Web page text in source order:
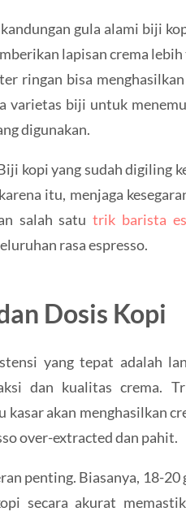
gula alami biji
lapisan crema
ringan bisa
varietas biji untuk
digunakan.
kopi yang sudah digiling
itu, menjaga
salah satutrik barista
rasa espresso.
Dosis Kopi
yang tepat adalah
dan kualitas crema.
akan menghasilkan
over-extracted dan pahit.
penting. Biasanya, 18-20
secara akurat